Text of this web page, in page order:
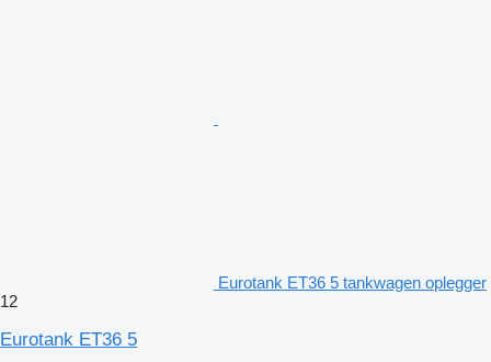
Eurotank ET36 5 tankwagen oplegger
12
Eurotank ET36 5